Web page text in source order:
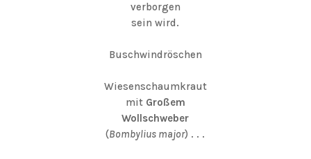
verborgen
sein wird.
Buschwindröschen
Wiesenschaumkraut
mit Großem
Wollschweber
(Bombylius major) . . .